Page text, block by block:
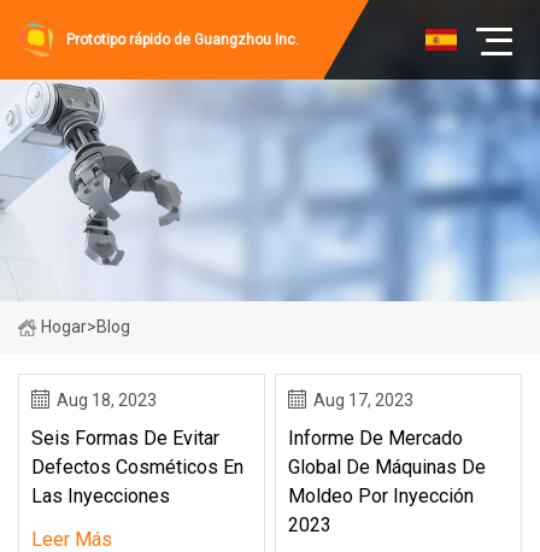
Prototipo rápido de Guangzhou Inc.
Hogar>Blog
Aug 18, 2023
Seis Formas De Evitar
Defectos Cosméticos En
Las Inyecciones
Leer Más
Aug 17, 2023
Informe De Mercado
Global De Máquinas De
Moldeo Por Inyección
2023